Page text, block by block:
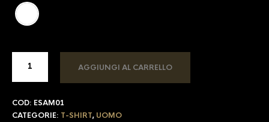
AGGIUNGI AL CARRELLO
COD: ESAM01
CATEGORIE: T-SHIRT, UOMO